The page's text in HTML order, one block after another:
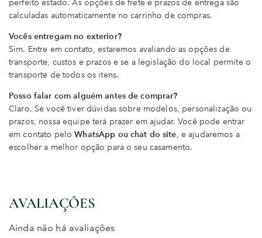
perfeito estado. As opções de frete e prazos de entrega são
calculadas automaticamente no carrinho de compras.
Vocês entregam no exterior?
Sim. Entre em contato, estaremos avaliando as opções de
transporte, custos e prazos e se a legislação do local permite o
transporte de todos os itens.
Posso falar com alguém antes de comprar?
Claro. Se você tiver dúvidas sobre modelos, personalização ou
prazos, nossa equipe terá prazer em ajudar. Você pode entrar
em contato peloWhatsApp ou chat do site, e ajudaremos a
escolher a melhor opção para o seu casamento.
AVALIAÇÕES
Ainda não há avaliações